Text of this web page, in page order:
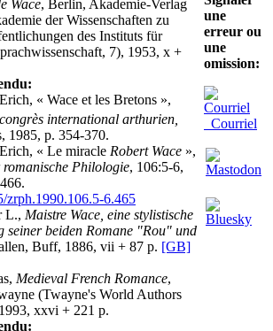
Wace, Berlin, Akademie-Verlag
der Wissenschaften zu
des Instituts für
7), 1953, x +
« Wace et les Bretons »,
congrès international arthurien,
1985, p. 354-370.
« Le miracle Robert Wace »,
Philologie, 106:5-6,
zrph.1990.106.5-6.465
L., Maistre Wace, eine stylistische
seiner beiden Romane "Rou" und
Buff, 1886, vii + 87 p. [GB]
Medieval French Romance,
(Twayne's World Authors
xxvi + 221 p.
une
erreur ou
une
omission:
Courriel